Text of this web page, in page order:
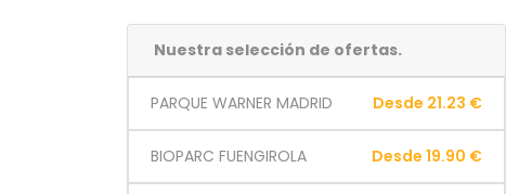
Nuestra selección de ofertas.
PARQUE WARNER MADRID Desde 21.23 €
BIOPARC FUENGIROLA Desde 19.90 €